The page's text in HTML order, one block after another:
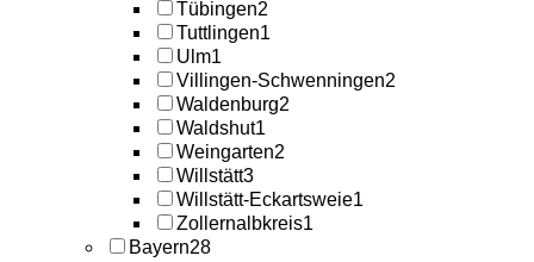
Tübingen2
Tuttlingen1
Ulm1
Villingen-Schwenningen2
Waldenburg2
Waldshut1
Weingarten2
Willstätt3
Willstätt-Eckartsweie1
Zollernalbkreis1
Bayern28